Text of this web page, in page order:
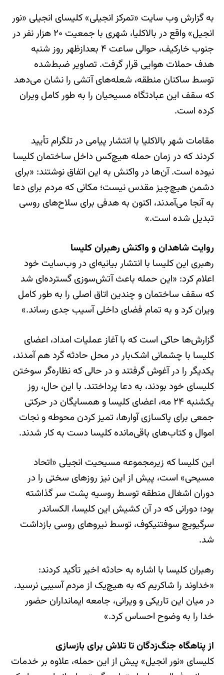
به گزارش وب سایت «تمرکز انجیلی» کلیسای انجیلی «نور
انجیل» واقع در بالاکلیا، شهری با جمعیت ۲۰ هزار نفر در
جنوب خارکیف، حوالی ساعت ۴ بعدازظهر روز شنبه
هدف حملات هوایی قرار گرفت. تصاویر ضبط‌شده
توسط ساکنان منطقه، شعله‌های آتشی را نشان می‌دهد
که سقف این عبادتگاه مسیحیان را به طور کامل ویران
کرده است.
مقامات شهر بالاکلیا با انتشار پیامی در تلگرام تأیید
کردند که در زمان حمله هیچ‌کس داخل ساختمان کلیسا
نبوده است. آن‌ها در واکنش به این اتفاق نوشتند: «برای
دشمن هیچ‌چیز مقدس نیست؛ مکانی که مردم برای دعا
به آنجا می‌آمدند، اکنون به هدفی برای سلاح‌های روسی
تبدیل شده است.»
روایت شاهدان و واکنش رهبران کلیسا
رهبری این کلیسا با انتشار بیانیه‌ای در وب‌سایت خود
اعلام کرد: «این حمله باعث آتش‌سوزی گسترده‌ای شد
که سقف ساختمان و چندین اتاق اصلی را به طور کامل
ویران کرد و به تمام فضای داخلی آسیب جدی رساند.»
گزارش‌ها حاکی است که با آغاز عملیات امداد، اعضای
کلیسا با چشمانی اشک‌بار در محل حادثه گرد هم آمدند،
یکدیگر را در آغوش گرفتند و در حالی که نظاره‌گر سوختن
کلیسای خود بودند، به دعا پرداختند. با این حال، روز
یکشنبه ۲۴ مه، اعضای کلیسا و همسایگان در حرکتی
جمعی برای پاکسازی آوارها، تمیز کردن محوطه و نجات
اموال و کتاب‌های باقی‌مانده کلیسا دست به کار شدند.
این کلیسا که زیرمجموعه مسیحیت انجیلی «اتحاد
مسیحی» است، پیش از این نیز روزهای سختی را در
دوران اشغال منطقه توسط روسیه پشت سر گذاشته
بود؛ دورانی که در آن کشیش این کلیسا، الکساندر
سرگیویچ سوفتنیکوف، توسط نیروهای روسی بازداشت
شد.
رهبران کلیسا با اشاره به حادثه اخیر تأکید کردند:
«خداوند را شاکریم که به هیچ‌یک از مردم آسیبی نرسید.
در میان این تاریکی و ویرانی، جامعه ایمانداران حضور
خدا را به وضوح احساس کرد.»
از پناهگاه جنگ‌زدگان تا تلاش برای بازسازی
کلیسای «نور انجیل» پیش از این حمله، علاوه بر خدمات